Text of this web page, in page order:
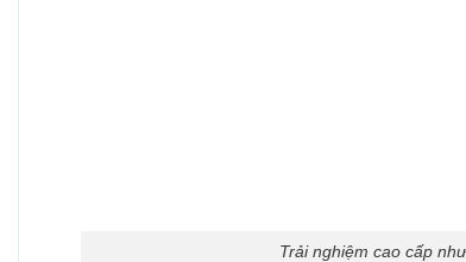
Trải nghiệm cao cấp